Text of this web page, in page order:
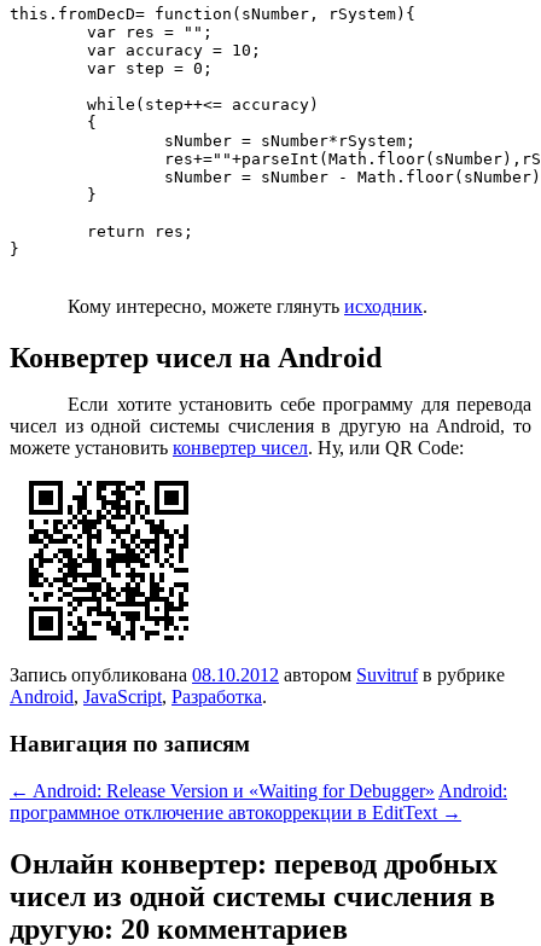
this.fromDecD= function(sNumber, rSystem){
}
Кому интересно, можете глянуть исходник.
Конвертер чисел на Android
Если хотите установить себе программу для перевода
чисел из одной системы счисления в другую на Android, то
можете установить конвертер чисел. Ну, или QR Code:
Запись опубликована 08.10.2012 автором Suvitrufв рубрике
Android, JavaScript, Разработка.
Навигация по записям
← Android: Release Version и «Waiting for Debugger» Android:
программное отключение автокоррекции в EditText →
Онлайн конвертер: перевод дробных
чисел из одной системы счисления в
другую: 20 комментариев